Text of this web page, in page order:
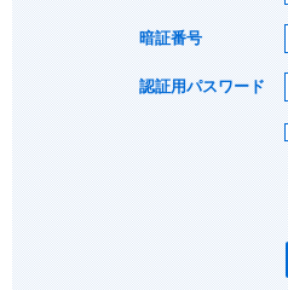
暗証番号
認証用パスワード